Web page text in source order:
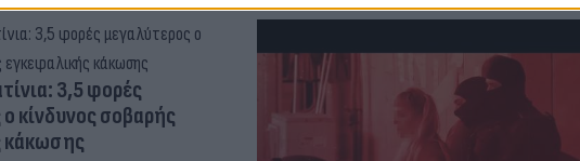
3,5 φορές
κίνδυνος σοβαρής
κάκωσης